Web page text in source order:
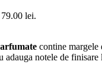
lei.
contine margele
notele de finisare